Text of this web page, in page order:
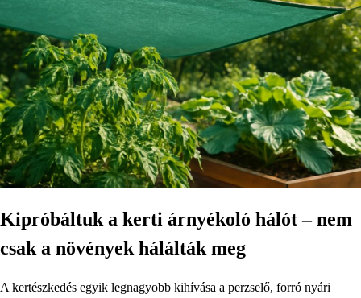
Kipróbáltuk a kerti árnyékoló hálót – nem
csak a növények hálálták meg
A kertészkedés egyik legnagyobb kihívása a perzselő, forró nyári